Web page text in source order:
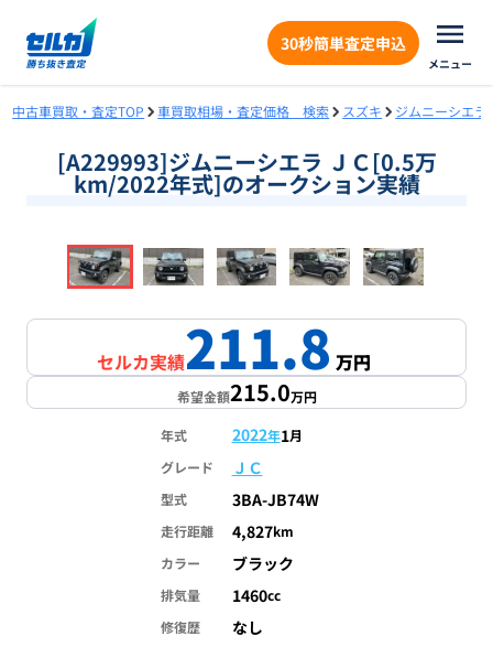
30秒簡単査定申込
メニュー
中古車買取・査定TOP 車買取相場・査定価格 検索 スズキ ジムニーシエラ
[A229993]ジムニーシエラ ＪＣ[0.5万
km/2022年式]のオークション実績
1/18
セルカ実績211.8万円
希望金額215.0万円
年式 2022年1月
グレード
ＪＣ
型式 3BA-JB74W
走行距離 4,827km
カラー
ブラック
排気量 1460cc
修復歴
なし